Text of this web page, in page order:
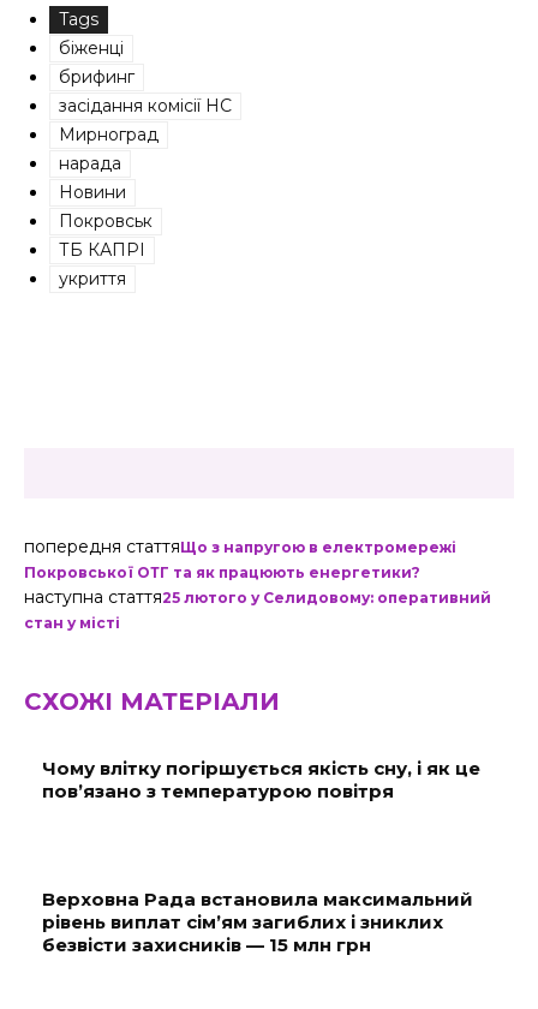
Tags
біженці
брифинг
засідання комісії НС
Мирноград
нарада
Новини
Покровськ
ТБ КАПРІ
укриття
попередня статтяЩо з напругою в електромережі
Покровської ОТГ та як працюють енергетики?
наступна стаття25 лютого у Селидовому: оперативний
стан у місті
СХОЖІ МАТЕРІАЛИ
Чому влітку погіршується якість сну, і як це
пов’язано з температурою повітря
Верховна Рада встановила максимальний
рівень виплат сім’ям загиблих і зниклих
безвісти захисників — 15 млн грн